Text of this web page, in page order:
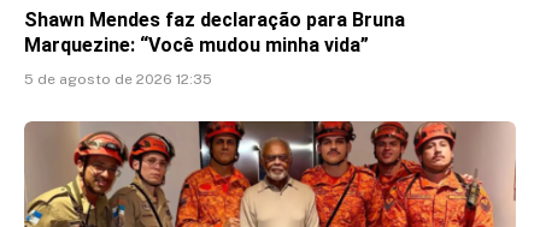
Shawn Mendes faz declaração para Bruna
Marquezine: “Você mudou minha vida”
5 de agosto de 2026 12:35